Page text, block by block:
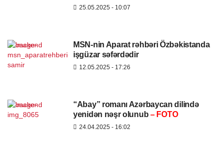
25.05.2025 - 10:07
MSN-nin Aparat rəhbəri Özbəkistanda
işgüzar səfərdədir
12.05.2025 - 17:26
“Abay” romanı Azərbaycan dilində
yenidən nəşr olunub – FOTO
24.04.2025 - 16:02